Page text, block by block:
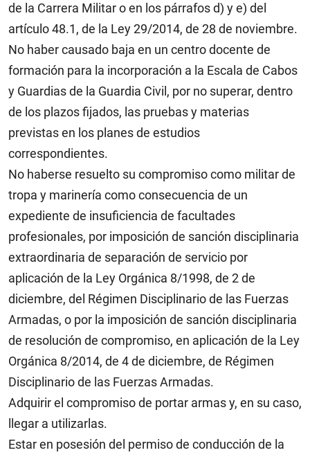
de la Carrera Militar o en los párrafos d) y e) del
artículo 48.1, de la Ley 29/2014, de 28 de noviembre.
No haber causado baja en un centro docente de
formación para la incorporación a la Escala de Cabos
y Guardias de la Guardia Civil, por no superar, dentro
de los plazos fijados, las pruebas y materias
previstas en los planes de estudios
correspondientes.
No haberse resuelto su compromiso como militar de
tropa y marinería como consecuencia de un
expediente de insuficiencia de facultades
profesionales, por imposición de sanción disciplinaria
extraordinaria de separación de servicio por
aplicación de la Ley Orgánica 8/1998, de 2 de
diciembre, del Régimen Disciplinario de las Fuerzas
Armadas, o por la imposición de sanción disciplinaria
de resolución de compromiso, en aplicación de la Ley
Orgánica 8/2014, de 4 de diciembre, de Régimen
Disciplinario de las Fuerzas Armadas.
Adquirir el compromiso de portar armas y, en su caso,
llegar a utilizarlas.
Estar en posesión del permiso de conducción de la